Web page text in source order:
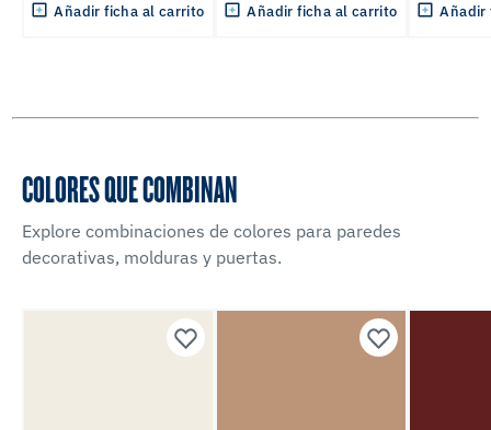
Añadir ficha al carrito Añadir ficha al carrito Añadir
COLORES QUE COMBINAN
Explore combinaciones de colores para paredes
decorativas, molduras y puertas.